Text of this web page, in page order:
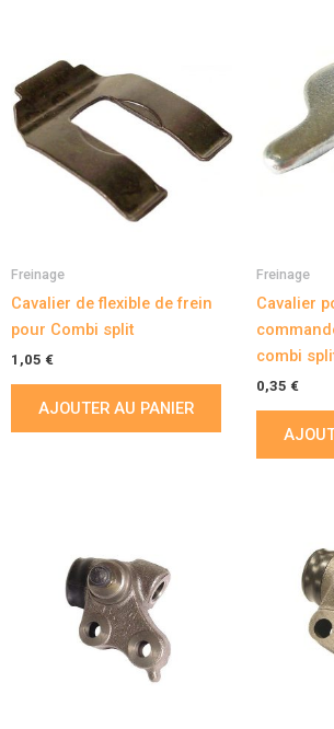
Freinage
Cavalier de flexible de frein
pour Combi split
1,05 €
AJOUTER AU PANIER
Freinage
Cavalier
combi
0,35 €